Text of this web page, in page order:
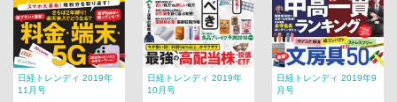
日経トレンディ 2019年
11月号
日経トレンディ 2019年
10月号
日経トレンディ 2019年9
月号